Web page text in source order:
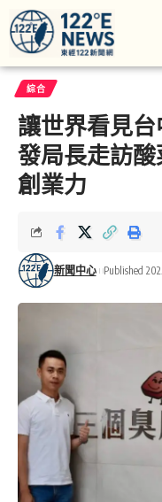
綜合
讓世界看見
發局長走訪
創業力
新聞中心 Published